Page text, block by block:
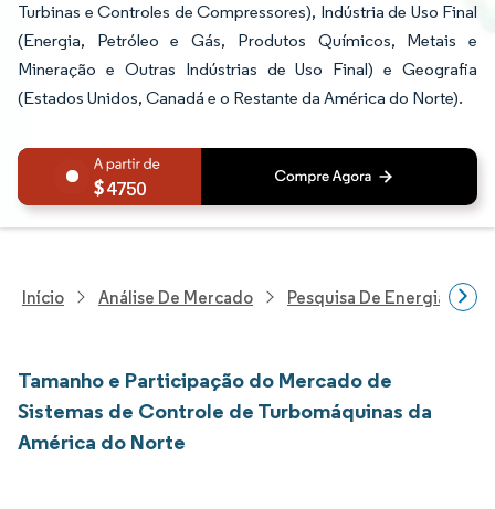
Turbinas e Controles de Compressores), Indústria de Uso Final
(Energia, Petróleo e Gás, Produtos Químicos, Metais e
Mineração e Outras Indústrias de Uso Final) e Geografia
(Estados Unidos, Canadá e o Restante da América do Norte).
4750
Início Análise De Mercado Pesquisa De Energia E
Tamanho e Participação do Mercado de
Sistemas de Controle de Turbomáquinas da
América do Norte